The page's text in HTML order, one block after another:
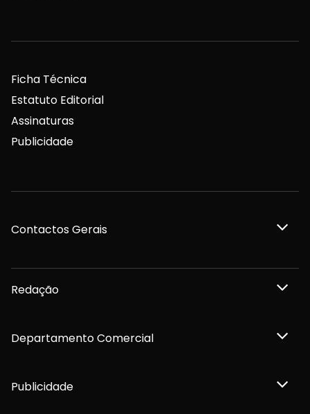
Ficha Técnica
Estatuto Editorial
Assinaturas
Publicidade
Contactos Gerais
Redação
Departamento Comercial
Publicidade